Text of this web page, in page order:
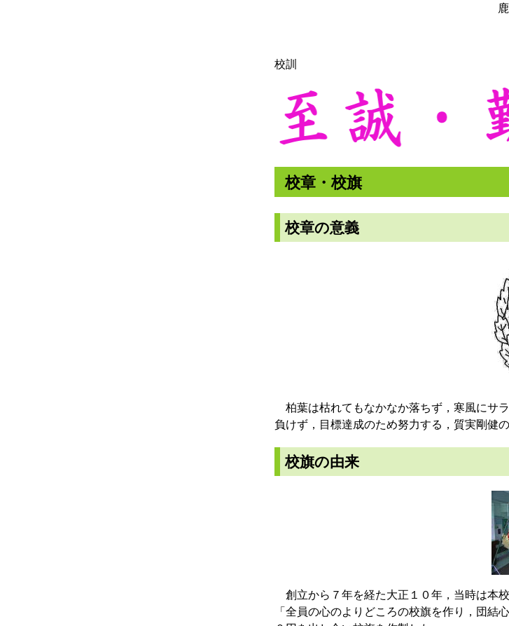
校訓
校章・校旗
校章の意義
柏葉は枯れてもなかなか落ちず，寒風にサ
負けず，目標達成のため努力する，質実剛健
校旗の由来
創立から７年を経た大正１０年，当時は本
「全員の心のよりどころの校旗を作り，団結